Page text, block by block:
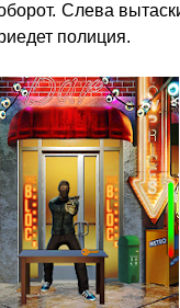
Слева
полиция.